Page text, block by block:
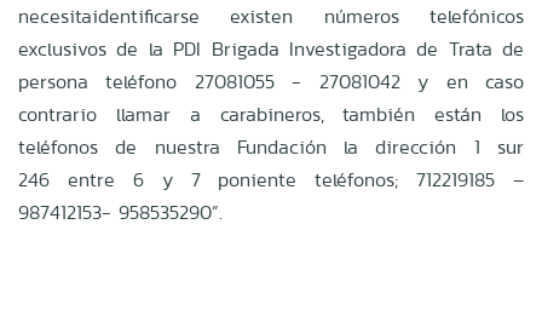
necesitaidentificarse existen números telefónicos
exclusivos de la PDI Brigada Investigadora de Trata de
persona teléfono 27081055 - 27081042 y en caso
contrario llamar a carabineros, también están los
teléfonos de nuestra Fundación la dirección 1 sur
246 entre 6 y 7 poniente teléfonos; 712219185 –
987412153- 958535290”.